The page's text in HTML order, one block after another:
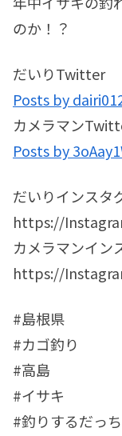
のか！？
だいりTwitter
Posts by
カメラマン
Posts by
だいりインスタ
https://
カメラマンイン
https://
#島根県
#カゴ釣り
#高島
#イサキ
#釣りするだっ